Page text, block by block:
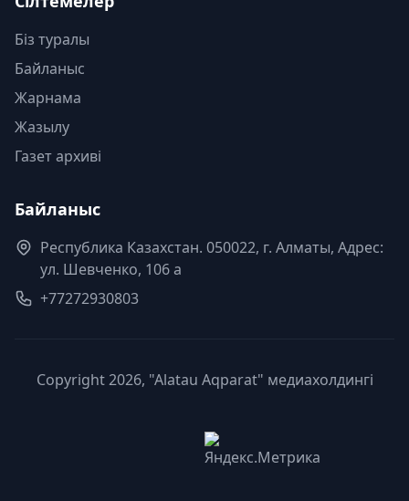
Біз туралы
Байланыс
Жарнама
Жазылу
Газет архиві
Байланыс
Республика Казахстан. 050022, г. Алматы, Адрес:
ул. Шевченко, 106 а
+77272930803
Copyright 2026, "Alatau Aqparat" медиахолдингі